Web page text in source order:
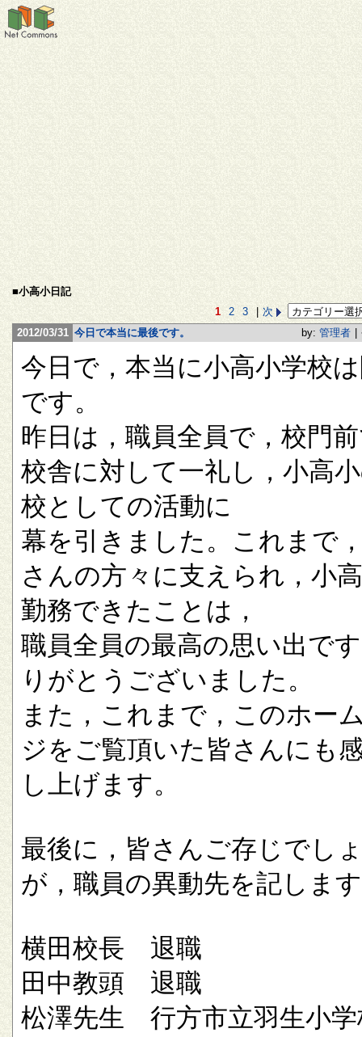
■小高小日記
1
2 3
次
2012/03/31 今日で本当に最後です。 by: 管理者
今日で，本当に小高小学校
です。
昨日は，職員全員で，校門
校舎に対して一礼し，小高
校としての活動に
幕を引きました。これまで
さんの方々に支えられ，小
勤務できたことは，
職員全員の最高の思い出で
りがとうございました。
また，これまで，このホー
ジをご覧頂いた皆さんにも
し上げます。
最後に，皆さんご存じでし
が，職員の異動先を記しま
横田校長 退職
田中教頭 退職
松澤先生 行方市立羽生小学